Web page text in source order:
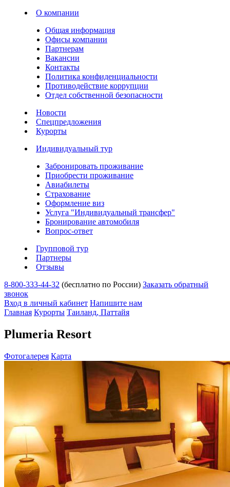
О компании
Общая информация
Офисы компании
Партнерам
Вакансии
Контакты
Политика конфиденциальности
Противодействие коррупции
Отдел собственной безопасности
Новости
Спецпредложения
Курорты
Индивидуальный тур
Забронировать проживание
Приобрести проживание
Авиабилеты
Страхование
Оформление виз
Услуга "Индивидуальный трансфер"
Бронирование автомобиля
Вопрос-ответ
Групповой тур
Партнеры
Отзывы
8-800-333-44-32 (бесплатно по России) Заказать обратный
звонок
Вход в личный кабинет Напишите нам
Главная Курорты Таиланд, Паттайя
Plumeria Resort
Фотогалерея Карта